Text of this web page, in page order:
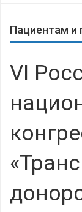
Пациентам и
VI